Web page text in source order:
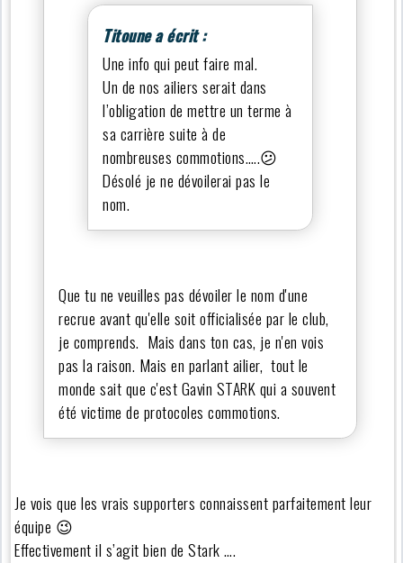
Titoune a écrit :
Une info qui peut faire mal.
Un de nos ailiers serait dans
l’obligation de mettre un terme à
sa carrière suite à de
nombreuses commotions…..😕
Désolé je ne dévoilerai pas le
nom.
Que tu ne veuilles pas dévoiler le nom d'une
recrue avant qu'elle soit officialisée par le club,
je comprends. Mais dans ton cas, je n'en vois
pas la raison. Mais en parlant ailier, tout le
monde sait que c'est Gavin STARK qui a souvent
été victime de protocoles commotions.
Je vois que les vrais supporters connaissent parfaitement leur
équipe 😉
Effectivement il s’agit bien de Stark ….